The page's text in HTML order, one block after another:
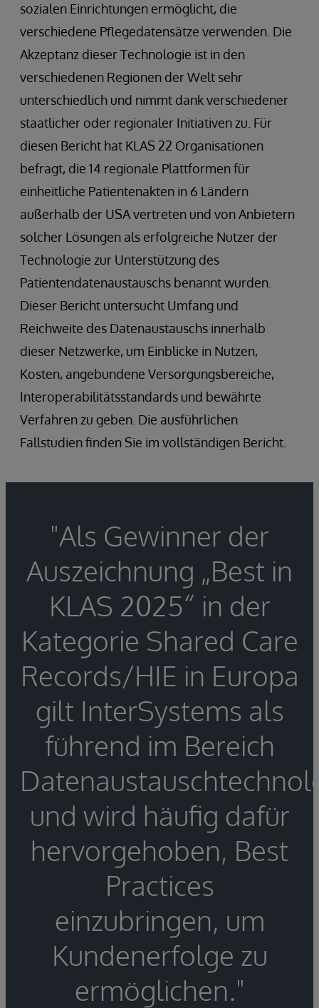
sozialen Einrichtungen ermöglicht, die
verschiedene Pflegedatensätze verwenden. Die
Akzeptanz dieser Technologie ist in den
verschiedenen Regionen der Welt sehr
unterschiedlich und nimmt dank verschiedener
staatlicher oder regionaler Initiativen zu. Für
diesen Bericht hat KLAS 22 Organisationen
befragt, die 14 regionale Plattformen für
einheitliche Patientenakten in 6 Ländern
außerhalb der USA vertreten und von Anbietern
solcher Lösungen als erfolgreiche Nutzer der
Technologie zur Unterstützung des
Patientendatenaustauschs benannt wurden.
Dieser Bericht untersucht Umfang und
Reichweite des Datenaustauschs innerhalb
dieser Netzwerke, um Einblicke in Nutzen,
Kosten, angebundene Versorgungsbereiche,
Interoperabilitätsstandards und bewährte
Verfahren zu geben. Die ausführlichen
Fallstudien finden Sie im vollständigen Bericht.
"Als Gewinner der
Auszeichnung „Best in
KLAS 2025“ in der
Kategorie Shared Care
Records/HIE in Europa
gilt InterSystems als
führend im Bereich
und wird häufig dafür
hervorgehoben, Best
Practices
einzubringen, um
Kundenerfolge zu
ermöglichen."